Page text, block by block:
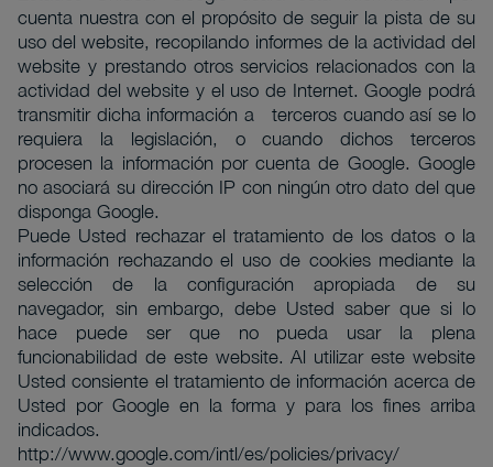
cuenta nuestra con el propósito de seguir la pista de su
uso del website, recopilando informes de la actividad del
website y prestando otros servicios relacionados con la
actividad del website y el uso de Internet. Google podrá
transmitir dicha información a terceros cuando así se lo
requiera la legislación, o cuando dichos terceros
procesen la información por cuenta de Google. Google
no asociará su dirección IP con ningún otro dato del que
disponga Google.
Puede Usted rechazar el tratamiento de los datos o la
información rechazando el uso de cookies mediante la
selección de la configuración apropiada de su
navegador, sin embargo, debe Usted saber que si lo
hace puede ser que no pueda usar la plena
funcionabilidad de este website. Al utilizar este website
Usted consiente el tratamiento de información acerca de
Usted por Google en la forma y para los fines arriba
indicados.
http://www.google.com/intl/es/policies/privacy/